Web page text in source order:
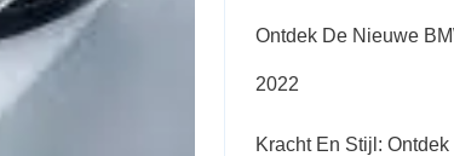
Ontdek De Nieuwe
2022
Kracht En Stijl: